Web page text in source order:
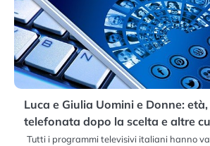
Luca e Giulia Uomini e Donne:
telefonata dopo la scelta e altre
Tutti i programmi televisivi italiani hanno